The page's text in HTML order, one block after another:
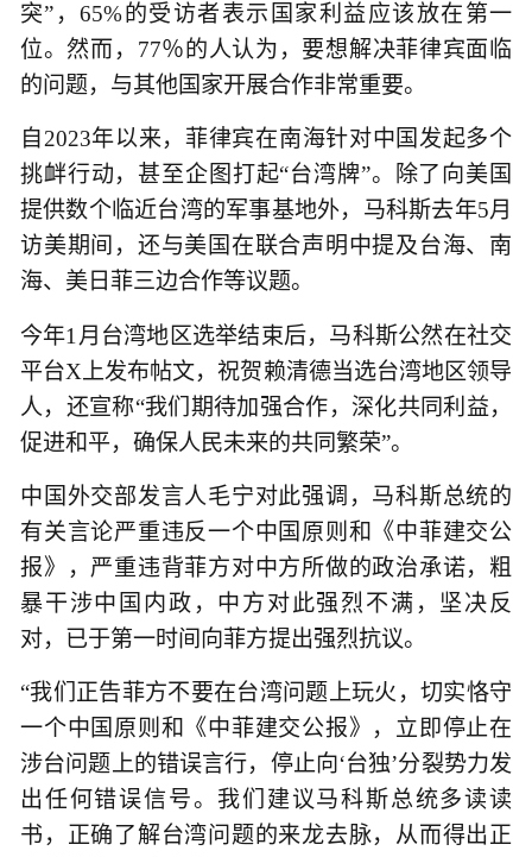
突”，65%的受访者表示国家利益应该放在第一
位。然而，77％的人认为，要想解决菲律宾面临
的问题，与其他国家开展合作非常重要。
自2023年以来，菲律宾在南海针对中国发起多个
挑衅行动，甚至企图打起“台湾牌”。除了向美国
提供数个临近台湾的军事基地外，马科斯去年5月
访美期间，还与美国在联合声明中提及台海、南
海、美日菲三边合作等议题。
今年1月台湾地区选举结束后，马科斯公然在社交
平台X上发布帖文，祝贺赖清德当选台湾地区领导
人，还宣称“我们期待加强合作，深化共同利益，
促进和平，确保人民未来的共同繁荣”。
中国外交部发言人毛宁对此强调，马科斯总统的
有关言论严重违反一个中国原则和《中菲建交公
报》，严重违背菲方对中方所做的政治承诺，粗
暴干涉中国内政，中方对此强烈不满，坚决反
对，已于第一时间向菲方提出强烈抗议。
“我们正告菲方不要在台湾问题上玩火，切实恪守
一个中国原则和《中菲建交公报》，立即停止在
涉台问题上的错误言行，停止向‘台独’分裂势力发
出任何错误信号。我们建议马科斯总统多读读
书，正确了解台湾问题的来龙去脉，从而得出正